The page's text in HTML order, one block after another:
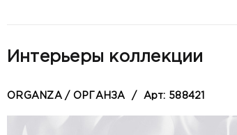
Интерьеры коллекции
ORGANZA / ОРГАНЗА / Арт: 588421